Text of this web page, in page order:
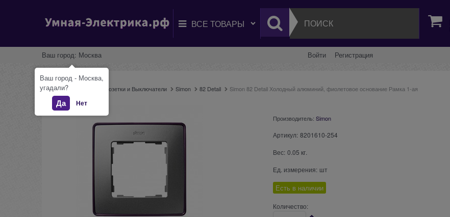
Ваш город: Москва Войти Регистрация
Главная Розетки и Выключатели Simon 82 Detail Simon 82 Detail Холодный алюминий, фиолетовое основание Рамка 1-ая
Производитель: Simon
Артикул: 8201610-254
Вес: 0.05 кг.
Ед. измерения: шт
Есть в наличии
Количество:
Ваш город - Москва,
угадали?
Да Нет